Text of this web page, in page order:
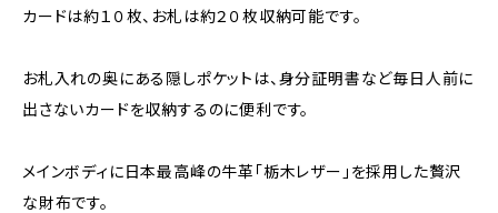
カードは約１０枚、お札は約２０枚収納可能です。
お札入れの奥にある隠しポケットは、身分証明書など毎日人前に
出さないカードを収納するのに便利です。
メインボディに日本最高峰の牛革「栃木レザー」を採用した贅沢
な財布です。